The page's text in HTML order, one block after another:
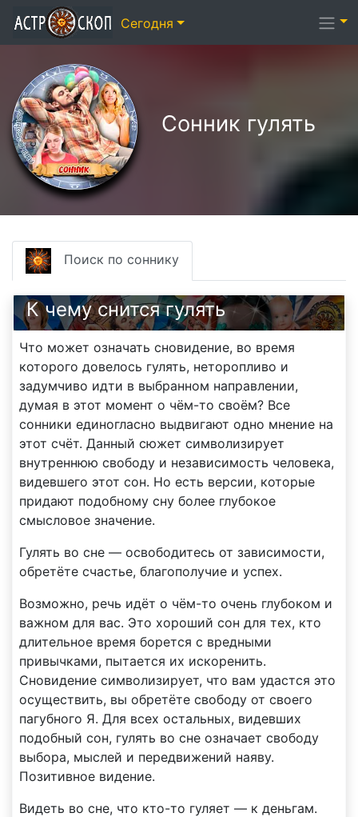
Сонник гулять
Поиск по соннику
К чему снится гулять
Что может означать сновидение, во время
которого довелось гулять, неторопливо и
задумчиво идти в выбранном направлении,
думая в этот момент о чём-то своём? Все
сонники единогласно выдвигают одно мнение на
этот счёт. Данный сюжет символизирует
внутреннюю свободу и независимость человека,
видевшего этот сон. Но есть версии, которые
придают подобному сну более глубокое
смысловое значение.
Гулять во сне — освободитесь от зависимости,
обретёте счастье, благополучие и успех.
Возможно, речь идёт о чём-то очень глубоком и
важном для вас. Это хороший сон для тех, кто
длительное время борется с вредными
привычками, пытается их искоренить.
Сновидение символизирует, что вам удастся это
осуществить, вы обретёте свободу от своего
пагубного Я. Для всех остальных, видевших
подобный сон, гулять во сне означает свободу
выбора, мыслей и передвижений наяву.
Позитивное видение.
Видеть во сне, что кто-то гуляет — к деньгам.
Сегодня